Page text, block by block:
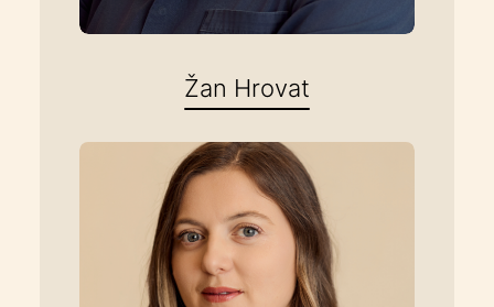
Žan Hrovat